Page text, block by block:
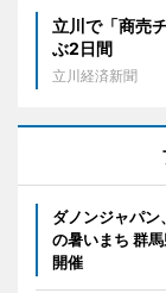
立川で「商売
ぶ2日間
立川経済新聞
ダノンジャパ
の暑いまち 群
開催